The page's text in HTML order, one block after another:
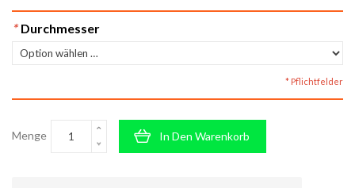
* Durchmesser
* Pflichtfelder
Menge In Den Warenkorb